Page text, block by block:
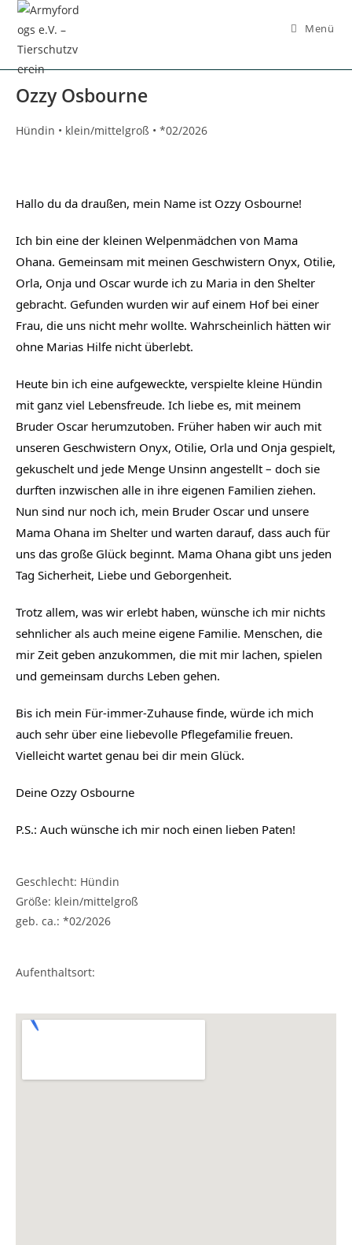
Menü
Ozzy Osbourne
Hündin • klein/mittelgroß • *02/2026
Hallo du da draußen, mein Name ist Ozzy Osbourne!
Ich bin eine der kleinen Welpenmädchen von Mama
Ohana. Gemeinsam mit meinen Geschwistern Onyx, Otilie,
Orla, Onja und Oscar wurde ich zu Maria in den Shelter
gebracht. Gefunden wurden wir auf einem Hof bei einer
Frau, die uns nicht mehr wollte. Wahrscheinlich hätten wir
ohne Marias Hilfe nicht überlebt.
Heute bin ich eine aufgeweckte, verspielte kleine Hündin
mit ganz viel Lebensfreude. Ich liebe es, mit meinem
Bruder Oscar herumzutoben. Früher haben wir auch mit
unseren Geschwistern Onyx, Otilie, Orla und Onja gespielt,
gekuschelt und jede Menge Unsinn angestellt – doch sie
durften inzwischen alle in ihre eigenen Familien ziehen.
Nun sind nur noch ich, mein Bruder Oscar und unsere
Mama Ohana im Shelter und warten darauf, dass auch für
uns das große Glück beginnt. Mama Ohana gibt uns jeden
Tag Sicherheit, Liebe und Geborgenheit.
Trotz allem, was wir erlebt haben, wünsche ich mir nichts
sehnlicher als auch meine eigene Familie. Menschen, die
mir Zeit geben anzukommen, die mit mir lachen, spielen
und gemeinsam durchs Leben gehen.
Bis ich mein Für-immer-Zuhause finde, würde ich mich
auch sehr über eine liebevolle Pflegefamilie freuen.
Vielleicht wartet genau bei dir mein Glück.
Deine Ozzy Osbourne
P.S.: Auch wünsche ich mir noch einen lieben Paten!
Geschlecht: Hündin
Größe: klein/mittelgroß
geb. ca.: *02/2026
Aufenthaltsort: